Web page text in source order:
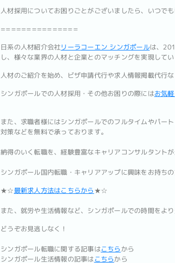
人材採用についてお困りごとがございましたら、いつで
===============
日系の人材紹介会社リーラコーエン シンガポールは、
し、様々な業界の人材と企業とのマッチングを実現してい
人材のご紹介を始め、ビザ申請代行や求人情報掲載代行
シンガポールでの人材採用・その他お困りの際にはお気
また、求職者様にはシンガポールでのフルタイムやパー
対策などを無料で承っております。
納得のいく転職を、経験豊富なキャリアコンサルタント
シンガポール国内転職・キャリアアップに興味をお持ち
★☆最新求人方法はこちらから★☆
また、就労や生活情報など、シンガポールでの時間をよ
どうぞお見逃しなく！
シンガポール転職に関する記事はこちらから
シンガポール生活情報の記事はこちらから